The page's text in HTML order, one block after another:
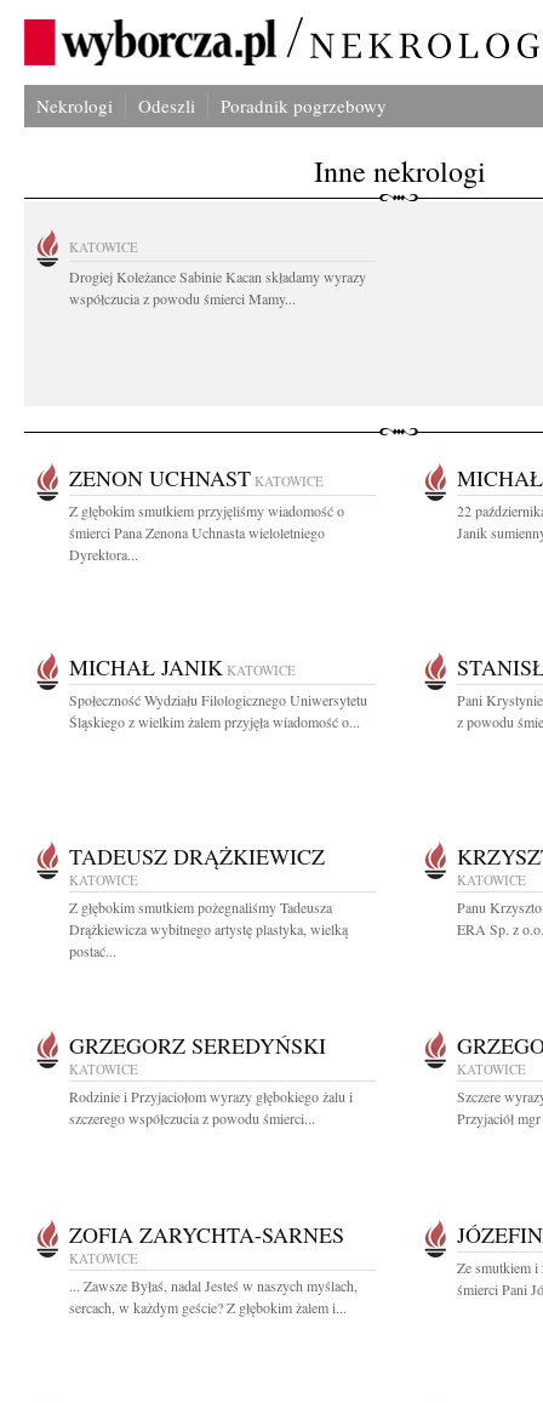
Nekrologi Odeszli Poradnik pogrzebowy
Inne nekrologi
KATOWICE
Drogiej Koleżance Sabinie Kacan składamy wyrazy
współczucia z powodu śmierci Mamy...
ZENON UCHNAST KATOWICE
Z głębokim smutkiem przyjęliśmy wiadomość o
śmierci Pana Zenona Uchnasta wieloletniego
Dyrektora...
22
Janik
MICHAŁ JANIK KATOWICE
Społeczność Wydziału Filologicznego Uniwersytetu
Śląskiego z wielkim żalem przyjęła wiadomość o...
Pani
z powodu
TADEUSZ DRĄŻKIEWICZ
KATOWICE
Z głębokim smutkiem pożegnaliśmy Tadeusza
Drążkiewicza wybitnego artystę plastyka, wielką
postać...
KATOWICE
Panu
ERA Sp. z
GRZEGORZ SEREDYŃSKI
KATOWICE
Rodzinie i Przyjaciołom wyrazy głębokiego żalu i
szczerego współczucia z powodu śmierci...
KATOWICE
Szczere
Przyjaciół
ZOFIA ZARYCHTA-SARNES
KATOWICE
... Zawsze Byłaś, nadal Jesteś w naszych myślach,
sercach, w każdym geście? Z głębokim żalem i...
Ze smutkiem i
śmierci Pani